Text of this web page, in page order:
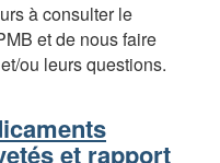
à consulter le
et de nous faire
ou leurs questions.
et rapport